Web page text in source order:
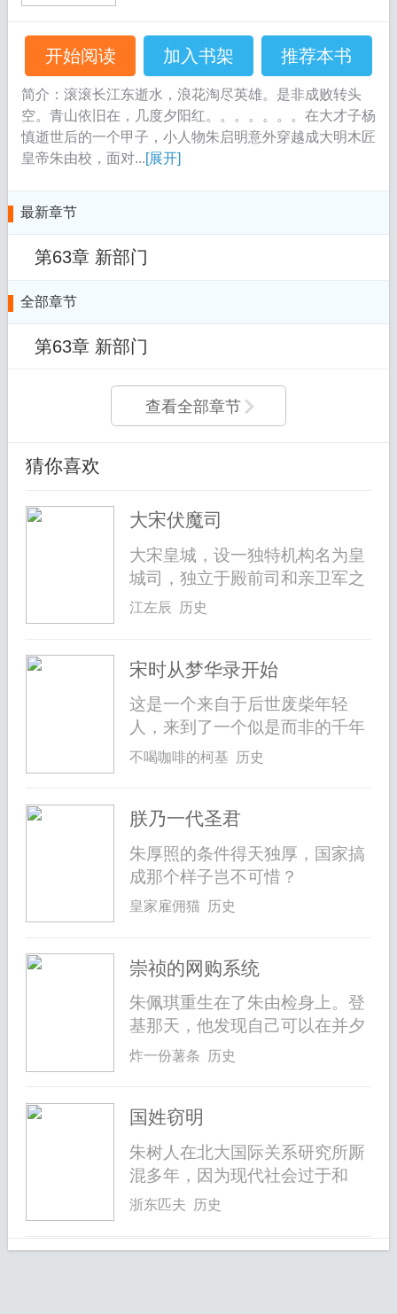
开始阅读 加入书架 推荐本书
简介：滚滚长江东逝水，浪花淘尽英雄。是非成败转头
空。青山依旧在，几度夕阳红。。。。。。。在大才子杨
慎逝世后的一个甲子，小人物朱启明意外穿越成大明木匠
皇帝朱由校，面对...[展开]
最新章节
第63章 新部门
全部章节
第63章 新部门
查看全部章节
猜你喜欢
大宋伏魔司
大宋皇城，设一独特机构名为皇
城司，独立于殿前司和亲卫军之
外，它...
江左辰 历史
宋时从梦华录开始
这是一个来自于后世废柴年轻
人，来到了一个似是而非的千年
前得到救...
不喝咖啡的柯基 历史
朕乃一代圣君
朱厚照的条件得天独厚，国家搞
成那个样子岂不可惜？
皇家雇佣猫 历史
崇祯的网购系统
朱佩琪重生在了朱由检身上。登
基那天，他发现自己可以在并夕
夕上买...
炸一份薯条 历史
国姓窃明
朱树人在北大国际关系研究所厮
混多年，因为现代社会过于和
平，他一...
浙东匹夫 历史